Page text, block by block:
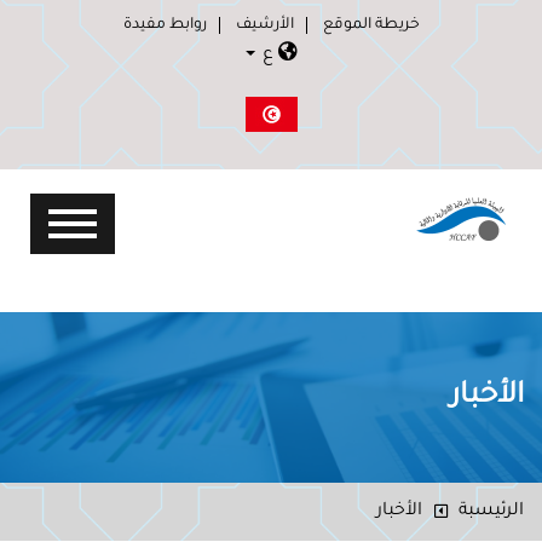
خريطة الموقع الأرشيف روابط مفيدة
ع
الأخبار
الرئيسبة الأخبار